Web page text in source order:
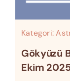
Kategori:
Gökyüzü
Ekim